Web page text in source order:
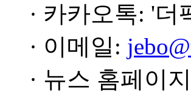
· 카카오톡: '
· 이메일:
· 뉴스 홈페이